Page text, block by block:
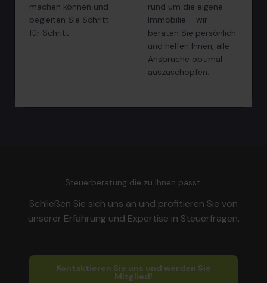
machen können und
begleiten Sie Schritt
für Schritt.
rund um die eigene
Immobilie – wir
beraten Sie persönlich
und helfen Ihnen, alle
Ansprüche optimal
auszuschöpfen.
Steuerberatung die zu Ihnen passt.
Schließen Sie sich uns an und profitieren Sie von
unserer Erfahrung und Expertise in Steuerfragen.
Kontaktieren Sie uns und werden Sie
Mitglied!